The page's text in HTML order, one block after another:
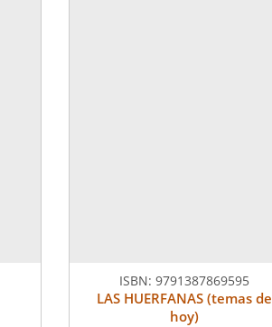
ISBN: 9791387869595
LAS HUERFANAS (temas de
hoy)